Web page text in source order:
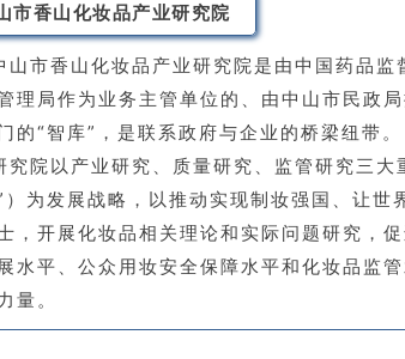
市香山化妆品产业研究院
山市香山化妆品产业研究院是由中国药品
理局作为业务主管单位的、由中山市民政
的“智库”，是联系政府与企业的桥梁纽带。
究院以产业研究、质量研究、监管研究三
）为发展战略，以推动实现制妆强国、让
，开展化妆品相关理论和实际问题研究，
水平、公众用妆安全保障水平和化妆品监
量。